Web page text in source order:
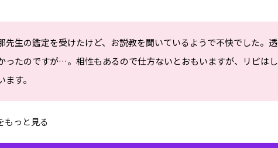
先生の鑑定を受けたけど、お説教を聞いているようで不快でした。透
ったのですが…。相性もあるので仕方ないとおもいますが、リピはし
す。
もっと見る